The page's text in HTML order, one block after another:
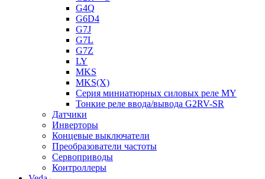
G4Q
G6D4
G7J
G7L
G7Z
LY
MKS
MKS(X)
Серия миниатюрных силовых реле MY
Тонкие реле ввода/вывода G2RV-SR
Датчики
Инверторы
Концевые выключатели
Преобразователи частоты
Сервоприводы
Контроллеры